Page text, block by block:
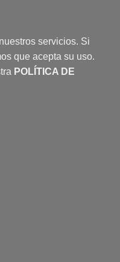
servicios. Si
que acepta su uso.
POLÍTICA DE